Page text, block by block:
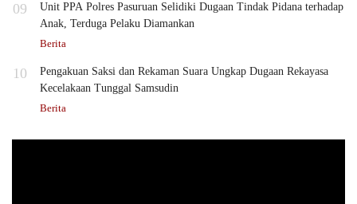
09
Unit PPA Polres Pasuruan Selidiki Dugaan Tindak Pidana terhadap
Anak, Terduga Pelaku Diamankan
Berita
10
Pengakuan Saksi dan Rekaman Suara Ungkap Dugaan Rekayasa
Kecelakaan Tunggal Samsudin
Berita